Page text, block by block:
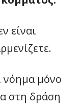
είναι
νόημα μόνο
στη δράση